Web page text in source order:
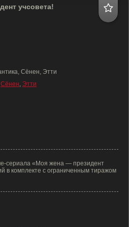
учсовета!
Сёнен, Этти
Сёнен, Этти
сериала «Моя жена — президент
в комплекте с ограниченным тиражом